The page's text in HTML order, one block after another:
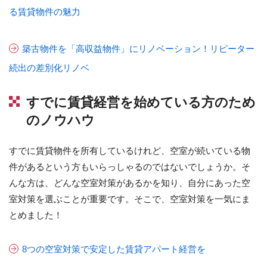
る賃貸物件の魅力
築古物件を「高収益物件」にリノベーション！リピーター
続出の差別化リノベ
すでに賃貸経営を始めている方のため
のノウハウ
すでに賃貸物件を所有しているけれど、空室が続いている物
件があるという方もいらっしゃるのではないでしょうか。そ
んな方は、どんな空室対策があるかを知り、自分にあった空
室対策を選ぶことが重要です。そこで、空室対策を一気にま
とめました！
8つの空室対策で安定した賃貸アパート経営を